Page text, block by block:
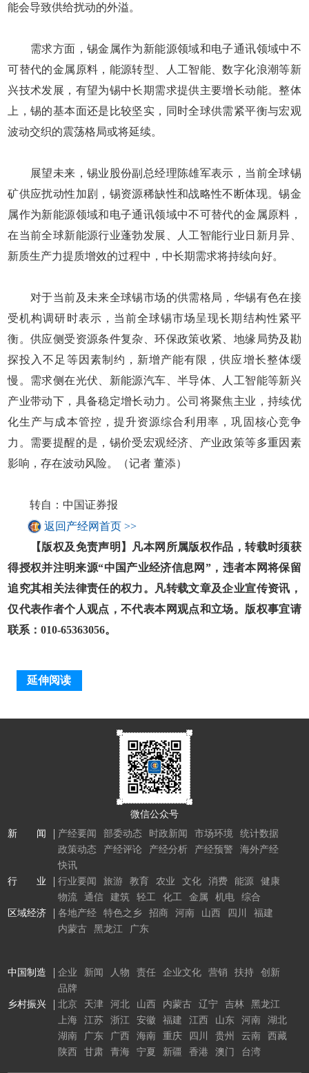
能会导致供给扰动的外溢。
需求方面，锡金属作为新能源领域和电子通讯领域中不
可替代的金属原料，能源转型、人工智能、数字化浪潮等新
兴技术发展，有望为锡中长期需求提供主要增长动能。整体
上，锡的基本面还是比较坚实，同时全球供需紧平衡与宏观
波动交织的震荡格局或将延续。
展望未来，锡业股份副总经理陈雄军表示，当前全球锡
矿供应扰动性加剧，锡资源稀缺性和战略性不断体现。锡金
属作为新能源领域和电子通讯领域中不可替代的金属原料，
在当前全球新能源行业蓬勃发展、人工智能行业日新月异、
新质生产力提质增效的过程中，中长期需求将持续向好。
对于当前及未来全球锡市场的供需格局，华锡有色在接
受机构调研时表示，当前全球锡市场呈现长期结构性紧平
衡。供应侧受资源条件复杂、环保政策收紧、地缘局势及勘
探投入不足等因素制约，新增产能有限，供应增长整体缓
慢。需求侧在光伏、新能源汽车、半导体、人工智能等新兴
产业带动下，具备稳定增长动力。公司将聚焦主业，持续优
化生产与成本管控，提升资源综合利用率，巩固核心竞争
力。需要提醒的是，锡价受宏观经济、产业政策等多重因素
影响，存在波动风险。（记者 董添）
转自：中国证券报
返回产经网首页 >>
【版权及免责声明】凡本网所属版权作品，转载时须获
得授权并注明来源“中国产业经济信息网”，违者本网将保留
追究其相关法律责任的权力。凡转载文章及企业宣传资讯，
仅代表作者个人观点，不代表本网观点和立场。版权事宜请
联系：010-65363056。
延伸阅读
微信公众号
新 闻
产经要闻 部委动态 时政新闻 市场环境
统计数据
政策动态
产经评论 产经分析 产经预警
海外产经
快讯
行 业
行业要闻 旅游 教育 农业 文化 消费 能源
健康
物流
通信 建筑 轻工 化工 金属 机电
综合
区域经济
各地产经 特色之乡 招商 河南 山西 四川
福建
内蒙古
黑龙江 广东
中国制造 企业 新闻 人物 责任 企业文化 营销 扶持
创新
品牌
乡村振兴
北京 天津 河北 山西 内蒙古 辽宁 吉林
黑龙江
上海
江苏 浙江 安徽 福建 江西 山东 河南
湖北
湖南
广东 广西 海南 重庆 四川 贵州 云南
西藏
陕西
甘肃 青海 宁夏 新疆 香港 澳门 台湾